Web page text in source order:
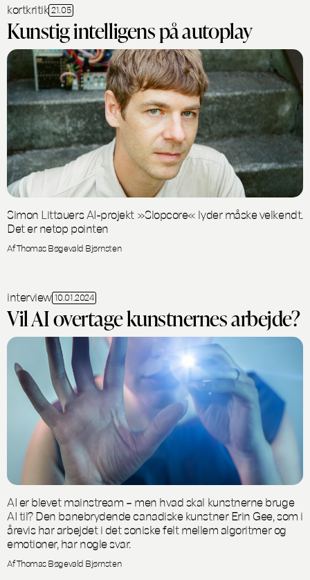
kortkritik 21.05
Kunstig intelligens på autoplay
Simon Littauers AI-projekt »Slopcore« lyder måske velkendt.
Det er netop pointen
Af Thomas Bøgevald Bjørnsten
interview 10.01.2024
Vil AI overtage kunstnernes arbejde?
AI er blevet mainstream – men hvad skal kunstnerne bruge
AI til? Den banebrydende canadiske kunstner Erin Gee, som i
årevis har arbejdet i det soniske felt mellem algoritmer og
emotioner, har nogle svar.
Af Thomas Bøgevald Bjørnsten